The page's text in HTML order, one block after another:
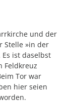
und der
Stelle »in der
ist daselbst
Feldkreuz
Tor war
hier seien